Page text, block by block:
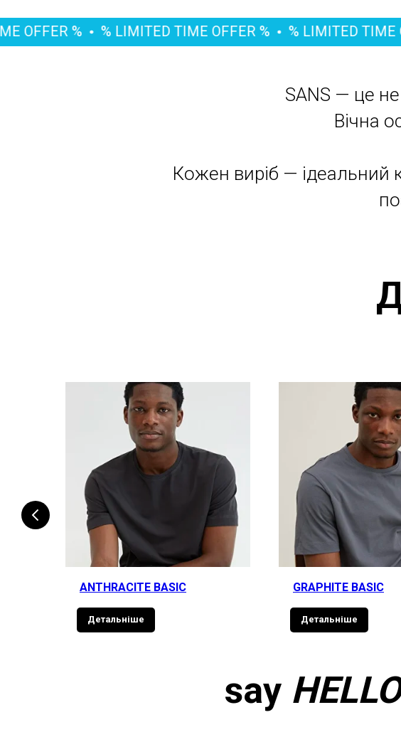
% % LIMITED TIME OFFER % % LIMITED TIME OFFER
SANS — це
Вічна
Кожен виріб — ідеальний
ANTHRACITE BASIC
Детальніше
GRAPHITE BASIC
Детальніше
say